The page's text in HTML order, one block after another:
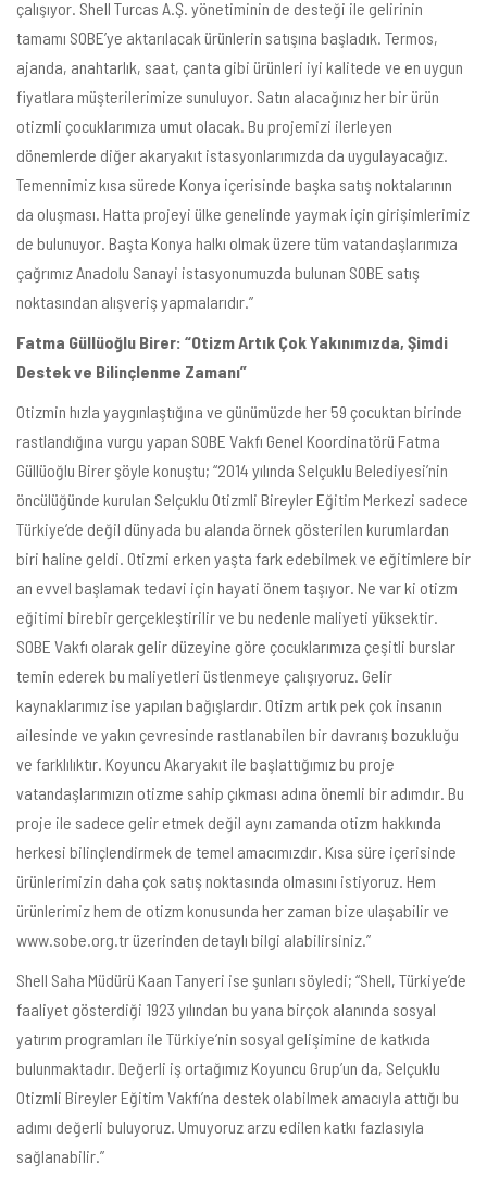
çalışıyor. Shell Turcas A.Ş. yönetiminin de desteği ile gelirinin
tamamı SOBE’ye aktarılacak ürünlerin satışına başladık. Termos,
ajanda, anahtarlık, saat, çanta gibi ürünleri iyi kalitede ve en uygun
fiyatlara müşterilerimize sunuluyor. Satın alacağınız her bir ürün
otizmli çocuklarımıza umut olacak. Bu projemizi ilerleyen
dönemlerde diğer akaryakıt istasyonlarımızda da uygulayacağız.
Temennimiz kısa sürede Konya içerisinde başka satış noktalarının
da oluşması. Hatta projeyi ülke genelinde yaymak için girişimlerimiz
de bulunuyor. Başta Konya halkı olmak üzere tüm vatandaşlarımıza
çağrımız Anadolu Sanayi istasyonumuzda bulunan SOBE satış
noktasından alışveriş yapmalarıdır.”
Fatma Güllüoğlu Birer: “Otizm Artık Çok Yakınımızda, Şimdi
Destek ve Bilinçlenme Zamanı”
Otizmin hızla yaygınlaştığına ve günümüzde her 59 çocuktan birinde
rastlandığına vurgu yapan SOBE Vakfı Genel Koordinatörü Fatma
Güllüoğlu Birer şöyle konuştu; “2014 yılında Selçuklu Belediyesi’nin
öncülüğünde kurulan Selçuklu Otizmli Bireyler Eğitim Merkezi sadece
Türkiye’de değil dünyada bu alanda örnek gösterilen kurumlardan
biri haline geldi. Otizmi erken yaşta fark edebilmek ve eğitimlere bir
an evvel başlamak tedavi için hayati önem taşıyor. Ne var ki otizm
eğitimi birebir gerçekleştirilir ve bu nedenle maliyeti yüksektir.
SOBE Vakfı olarak gelir düzeyine göre çocuklarımıza çeşitli burslar
temin ederek bu maliyetleri üstlenmeye çalışıyoruz. Gelir
kaynaklarımız ise yapılan bağışlardır. Otizm artık pek çok insanın
ailesinde ve yakın çevresinde rastlanabilen bir davranış bozukluğu
ve farklılıktır. Koyuncu Akaryakıt ile başlattığımız bu proje
vatandaşlarımızın otizme sahip çıkması adına önemli bir adımdır. Bu
proje ile sadece gelir etmek değil aynı zamanda otizm hakkında
herkesi bilinçlendirmek de temel amacımızdır. Kısa süre içerisinde
ürünlerimizin daha çok satış noktasında olmasını istiyoruz. Hem
ürünlerimiz hem de otizm konusunda her zaman bize ulaşabilir ve
www.sobe.org.trüzerinden detaylı bilgi alabilirsiniz.”
Shell Saha Müdürü Kaan Tanyeri ise şunları söyledi; “Shell, Türkiye’de
faaliyet gösterdiği 1923 yılından bu yana birçok alanında sosyal
yatırım programları ile Türkiye’nin sosyal gelişimine de katkıda
bulunmaktadır. Değerli iş ortağımız Koyuncu Grup’un da, Selçuklu
Otizmli Bireyler Eğitim Vakfı’na destek olabilmek amacıyla attığı bu
adımı değerli buluyoruz. Umuyoruz arzu edilen katkı fazlasıyla
sağlanabilir.”